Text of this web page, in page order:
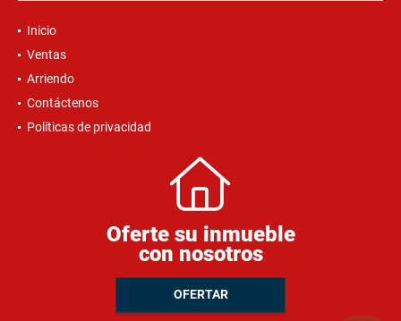
Inicio
Ventas
Arriendo
Contáctenos
Políticas de privacidad
Oferte su inmueble
con nosotros
OFERTAR